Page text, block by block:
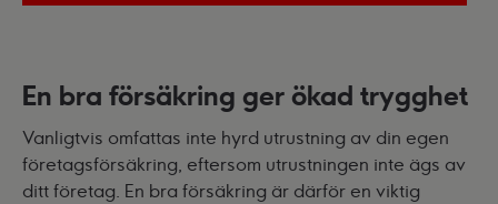
En bra försäkring ger ökad trygghet
Vanligtvis omfattas inte hyrd utrustning av din egen
företagsförsäkring, eftersom utrustningen inte ägs av
ditt företag. En bra försäkring är därför en viktig